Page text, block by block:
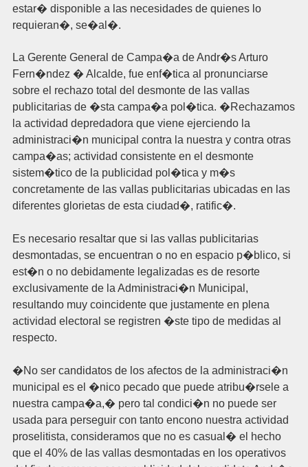
estar� disponible a las necesidades de quienes lo
requieran�, se�al�.
La Gerente General de Campa�a de Andr�s Arturo
Fern�ndez � Alcalde, fue enf�tica al pronunciarse
sobre el rechazo total del desmonte de las vallas
publicitarias de �sta campa�a pol�tica. �Rechazamos
la actividad depredadora que viene ejerciendo la
administraci�n municipal contra la nuestra y contra otras
campa�as; actividad consistente en el desmonte
sistem�tico de la publicidad pol�tica y m�s
concretamente de las vallas publicitarias ubicadas en las
diferentes glorietas de esta ciudad�, ratific�.
Es necesario resaltar que si las vallas publicitarias
desmontadas, se encuentran o no en espacio p�blico, si
est�n o no debidamente legalizadas es de resorte
exclusivamente de la Administraci�n Municipal,
resultando muy coincidente que justamente en plena
actividad electoral se registren �ste tipo de medidas al
respecto.
�No ser candidatos de los afectos de la administraci�n
municipal es el �nico pecado que puede atribu�rsele a
nuestra campa�a,� pero tal condici�n no puede ser
usada para perseguir con tanto encono nuestra actividad
proselitista, consideramos que no es casual� el hecho
que el 40% de las vallas desmontadas en los operativos